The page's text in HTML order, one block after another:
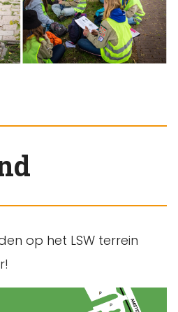
op het LSW terrein